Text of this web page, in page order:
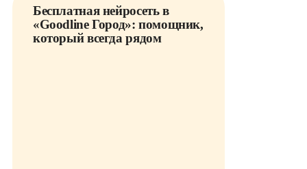
Бесплатная нейросеть в
«Goodline Город»: помощник,
который всегда рядом